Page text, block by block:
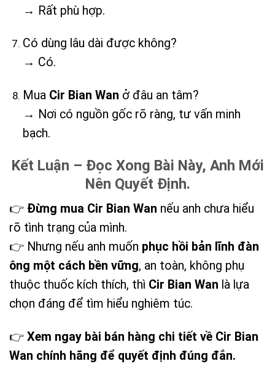
→ Rất phù hợp.
Có dùng lâu dài được không?
→ Có.
Mua Cir Bian Wan ở đâu an tâm?
→ Nơi có nguồn gốc rõ ràng, tư vấn minh
bạch.
Kết Luận – Đọc Xong Bài Này, Anh Mới
Nên Quyết Định.
👉 Đừng mua Cir Bian Wan nếu anh chưa hiểu
rõ tình trạng của mình.
👉 Nhưng nếu anh muốn phục hồi bản lĩnh đàn
ông một cách bền vững, an toàn, không phụ
thuộc thuốc kích thích, thì Cir Bian Wan là lựa
chọn đáng để tìm hiểu nghiêm túc.
👉 Xem ngay bài bán hàng chi tiết về Cir Bian
Wan chính hãng để quyết định đúng đắn.